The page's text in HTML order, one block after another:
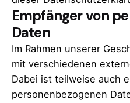
Empfänger von
Daten
Im Rahmen unserer
mit verschiedenen
Dabei ist teilweise auch
personenbezogenen